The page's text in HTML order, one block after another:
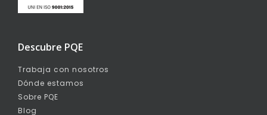
Descubre PQE
Trabaja con nosotros
Dónde estamos
Sobre PQE
Blog